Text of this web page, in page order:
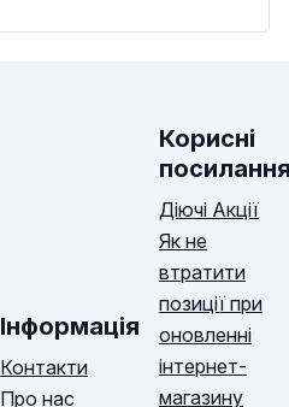
Інформація
Контакти
Про нас
Корисні
Діючі Акції
Як не
втратити
позиції при
оновленні
інтернет-
магазину